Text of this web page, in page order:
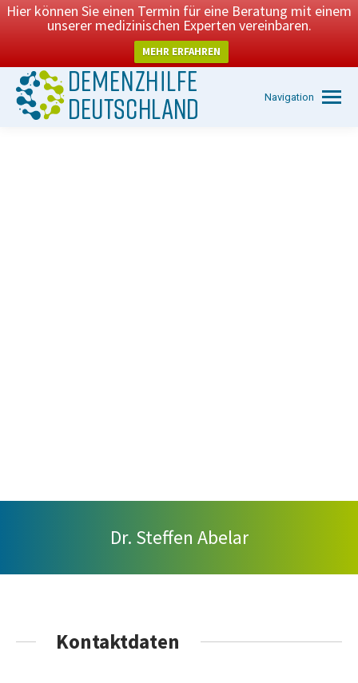
Hier können Sie einen Termin für eine Beratung mit einem
unserer medizinischen Experten vereinbaren.
MEHR ERFAHREN
Navigation
Dr. Steffen Abelar
Kontaktdaten